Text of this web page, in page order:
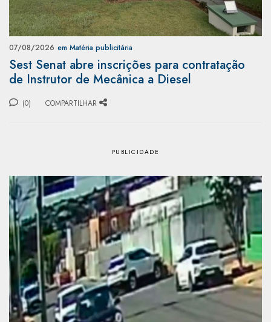
07/08/2026 em Matéria publicitária
Sest Senat abre inscrições para contratação
de Instrutor de Mecânica a Diesel
(0) COMPARTILHAR